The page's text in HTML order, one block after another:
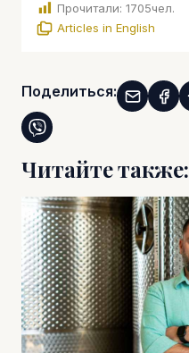
Прочитали: 1705чел.
Articles in English
Поделиться:
Читайте также: